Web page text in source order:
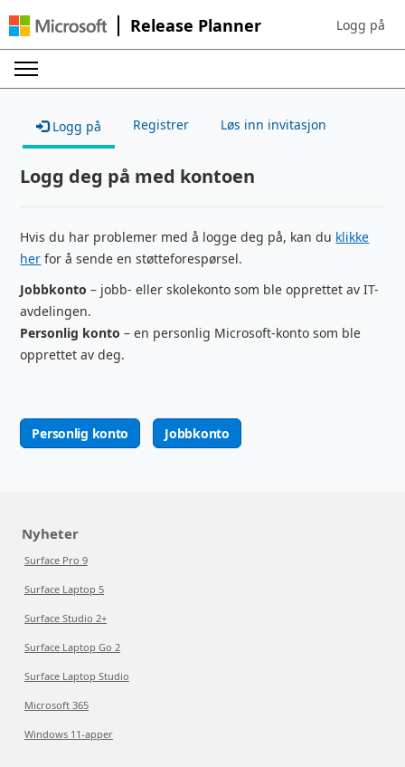
Release Planner Sign in to
Logg på
Logg på Registrer Løs inn invitasjon
Logg deg på med kontoen
Hvis du har problemer med å logge deg på, kan du klikke
her for å sende en støtteforespørsel.
Jobbkonto – jobb- eller skolekonto som ble opprettet av IT-
avdelingen.
Personlig konto – en personlig Microsoft-konto som ble
opprettet av deg.
Personlig konto Jobbkonto
Nyheter
Surface Pro 9
Surface Laptop 5
Surface Studio 2+
Surface Laptop Go 2
Surface Laptop Studio
Microsoft 365
Windows 11-apper